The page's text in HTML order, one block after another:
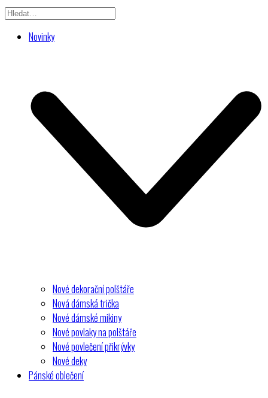
Novinky
Nové dekorační polštáře
Nová dámská trička
Nové dámské mikiny
Nové povlaky na polštáře
Nové povlečení přikrývky
Nové deky
Pánské oblečení